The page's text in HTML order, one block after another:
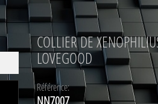
COLLIER DE
LOVEGOOD
Référence:
NN7007